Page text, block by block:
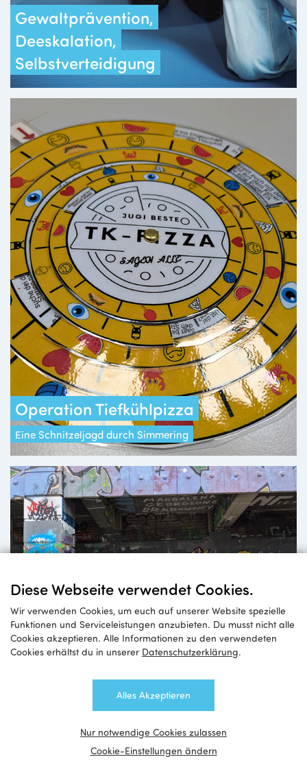
Diese Webseite verwendet Cookies.
Wir verwenden Cookies, um euch auf unserer Website spezielle
Funktionen und Serviceleistungen anzubieten. Du musst nicht alle
Cookies akzeptieren. Alle Informationen zu den verwendeten
Cookies erhältst du in unserer Datenschutzerklärung.
Alles Akzeptieren
Nur notwendige Cookies zulassen
Cookie-Einstellungen ändern
Gewaltprävention,
Deeskalation,
Selbstverteidigung
Operation Tiefkühlpizza
Eine Schnitzeljagd durch Simmering
Jugendaustausch
zwischen Wien und Ostbelgien